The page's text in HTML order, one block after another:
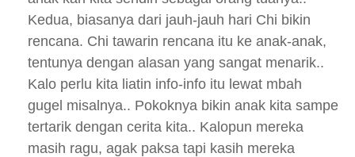
Kedua, biasanya dari jauh-jauh hari Chi bikin
rencana. Chi tawarin rencana itu ke anak-anak,
tentunya dengan alasan yang sangat menarik..
Kalo perlu kita liatin info-info itu lewat mbah
gugel misalnya.. Pokoknya bikin anak kita sampe
tertarik dengan cerita kita.. Kalopun mereka
masih ragu, agak paksa tapi kasih mereka